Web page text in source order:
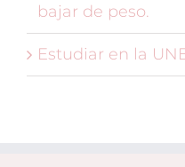
bajar de peso.
Estudiar en la